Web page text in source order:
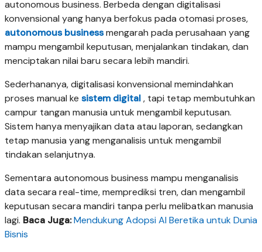
autonomous business. Berbeda dengan digitalisasi
konvensional yang hanya berfokus pada otomasi proses,
autonomous businessmengarah pada perusahaan yang
mampu mengambil keputusan, menjalankan tindakan, dan
menciptakan nilai baru secara lebih mandiri.
Sederhananya, digitalisasi konvensional memindahkan
proses manual ke sistem digital, tapi tetap membutuhkan
campur tangan manusia untuk mengambil keputusan.
Sistem hanya menyajikan data atau laporan, sedangkan
tetap manusia yang menganalisis untuk mengambil
tindakan selanjutnya.
Sementara autonomous business mampu menganalisis
data secara real-time, memprediksi tren, dan mengambil
keputusan secara mandiri tanpa perlu melibatkan manusia
lagi. Baca Juga:Mendukung Adopsi AI Beretika untuk Dunia
Bisnis